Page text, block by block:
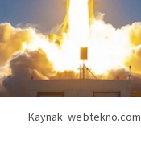
Kaynak: webtekno.com